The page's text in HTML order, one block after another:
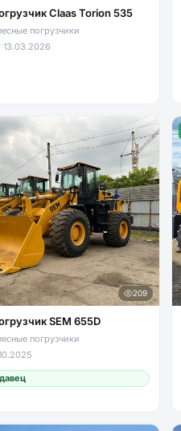
Фронтальный погрузчик Claas Torion 535
погрузчики
·13.03.2026
209
SEM 655D
погрузчики